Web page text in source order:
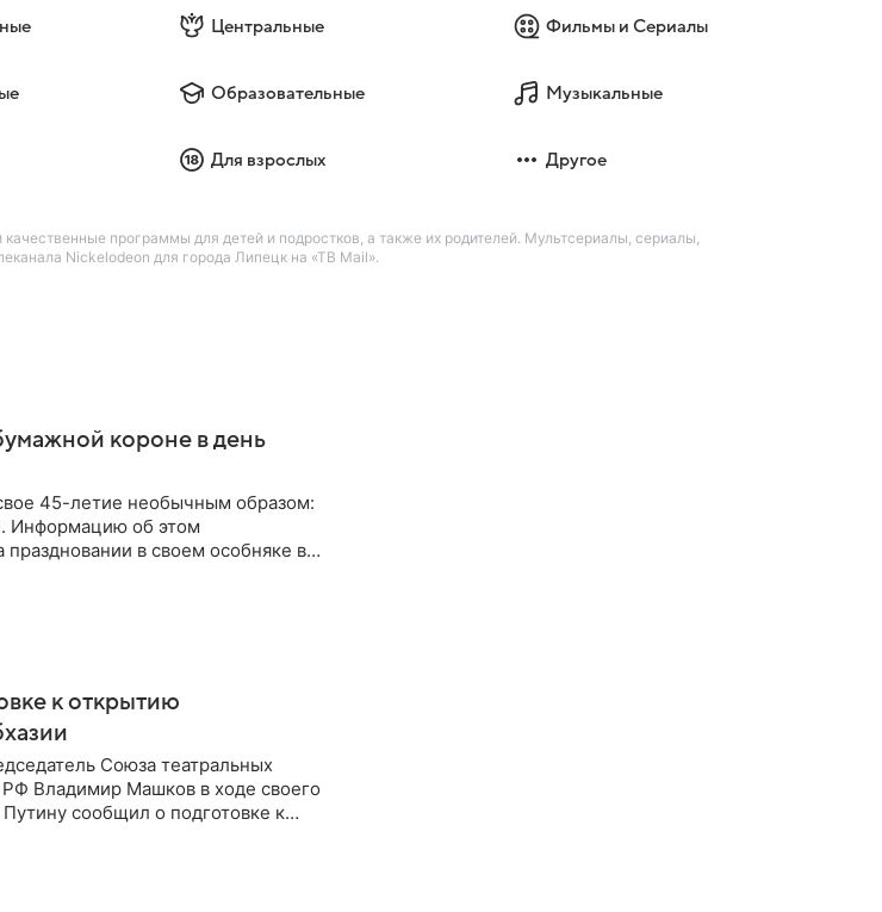
Центральные Фильмы и Сериалы
Образовательные Музыкальные
Для взрослых Другое
программы для детей и подростков, а также их родителей. Мультсериалы, сериалы,
Nickelodeon для города Липецк на «ТВ Mail».
короне в день
45-летие необычным образом:
Информацию об этом
в своем особняке в
к открытию
Союза театральных
Владимир Машков в ходе своего
сообщил о подготовке к